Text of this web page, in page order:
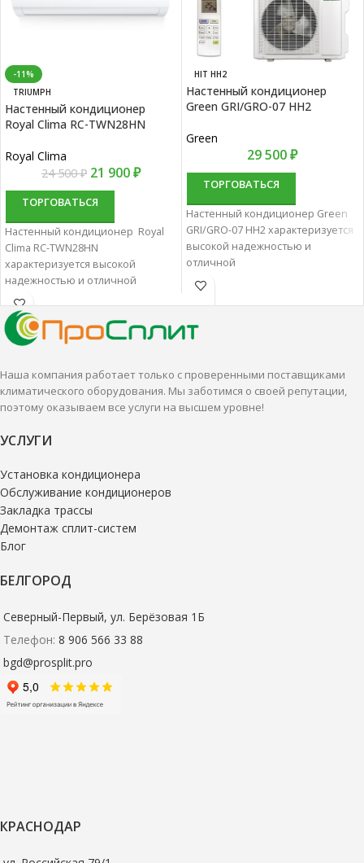
-11%
TRIUMPH
Настенный кондиционер
Royal Clima RC-TWN28HN
Royal Clima
24 500₽ 21 900₽
ТОРГОВАТЬСЯ
Настенный кондиционер Royal
Clima RC-TWN28HN
характеризуется высокой
надежностью и отличной
производительностью.
Настенные сплит-системы лучше
всего подходят для
кондиционирования небольших
HIT HH2
Настенный кондиционер
Green GRI/GRO-07 HH2
Green
29 500₽
ТОРГОВАТЬСЯ
Настенный кондиционер Green
GRI/GRO-07 HH2 характеризуется
высокой надежностью и
отличной
производительностью.
Настенные сплит-системы лучше
кондиционирования небольших
и средних помещений.
Наша компания работает только с проверенными поставщиками
климатического оборудования. Мы заботимся о своей репутации,
поэтому оказываем все услуги на высшем уровне!
УСЛУГИ
Установка кондиционера
Обслуживание кондиционеров
Закладка трассы
Демонтаж сплит-систем
Блог
БЕЛГОРОД
Северный-Первый, ул. Берёзовая 1Б
Телефон: 8 906 566 33 88
bgd@prosplit.pro
КРАСНОДАР